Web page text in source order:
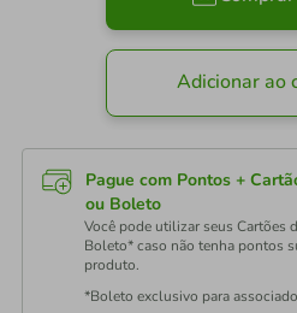
Adicionar ao
Pague com Pontos +
ou Boleto
Você pode utilizar seus Cartões
Boleto* caso não tenha pontos
produto.
*Boleto exclusivo para